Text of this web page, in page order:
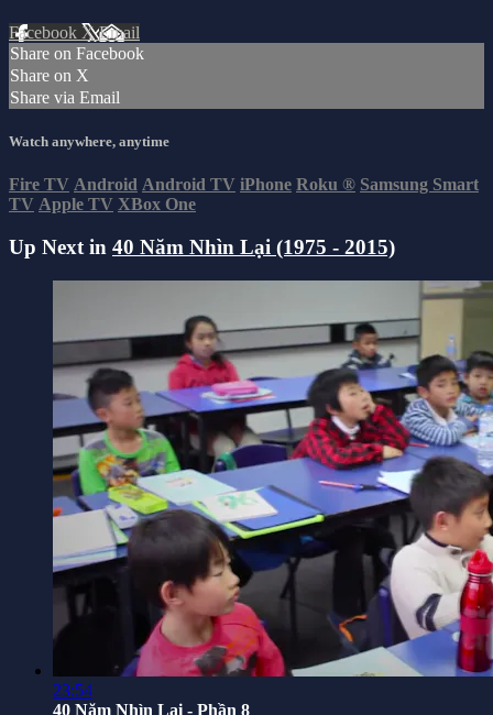
Facebook XEmail
Share on Facebook
Share on X
Share via Email
Watch anywhere, anytime
Fire TV Android Android TV iPhone Roku ® Samsung Smart
TV Apple TV XBox One
Up Next in 40 Năm Nhìn Lại (1975 - 2015)
23:54
40 Năm Nhìn Lại - Phần 8